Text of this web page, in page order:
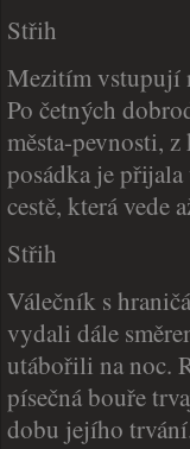
Střih
Mezitím vstupují
Po četných
města-pevnosti,
posádka je
cestě, která vede
Střih
Válečník s
vydali dále
utábořili na noc.
písečná bouře
dobu jejího